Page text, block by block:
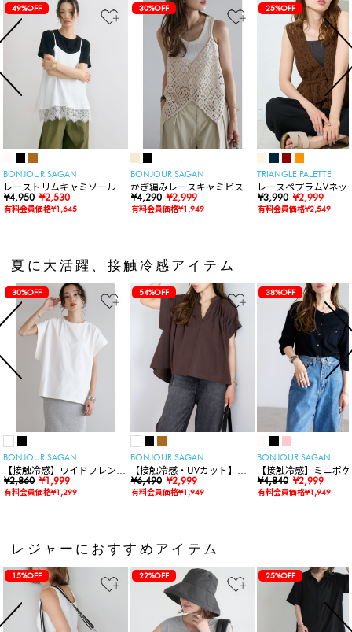
49%OFF
BONJOUR SAGAN
レーストリムキャミソール
¥4,950 ¥2,530
有料会員価格¥1,645
30%OFF
BONJOUR SAGAN
かぎ編みレースキャミビスチ
ェ
¥4,290 ¥2,999
有料会員価格¥1,949
25%OFF
TRIANGLE PALETTE
レースペプラムVネッ
ト
¥3,990 ¥2,999
有料会員価格¥2,549
夏に大活躍、接触冷感アイテム
30%OFF
BONJOUR SAGAN
【接触冷感】ワイドフレンチ
スリーブTシャツ
¥2,860 ¥1,999
有料会員価格¥1,299
54%OFF
BONJOUR SAGAN
【接触冷感・UVカット】シ
ャーリングスキッパートップ
ス
¥6,490 ¥2,999
有料会員価格¥1,949
38%OFF
BONJOUR SAGAN
【接触冷感】ミニポ
袖ニットカーディガン
¥4,840 ¥2,999
有料会員価格¥1,949
レジャーにおすすめアイテム
15%OFF 22%OFF 25%OFF